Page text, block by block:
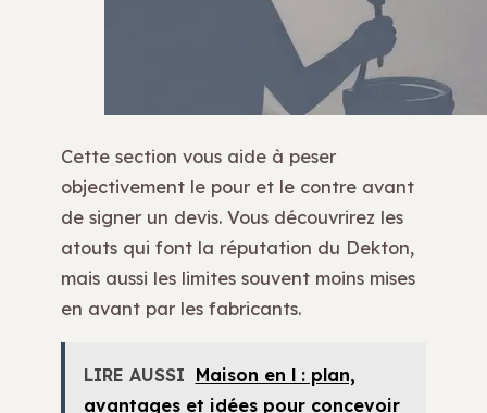
Cette section vous aide à peser
objectivement le pour et le contre avant
de signer un devis. Vous découvrirez les
atouts qui font la réputation du Dekton,
mais aussi les limites souvent moins mises
en avant par les fabricants.
LIRE AUSSI Maison en l : plan,
avantages et idées pour concevoir